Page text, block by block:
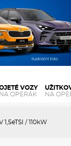
VOZY
NA OPERÁK
NA
/ 110kW